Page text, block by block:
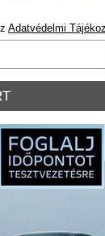
Adatvédelmi